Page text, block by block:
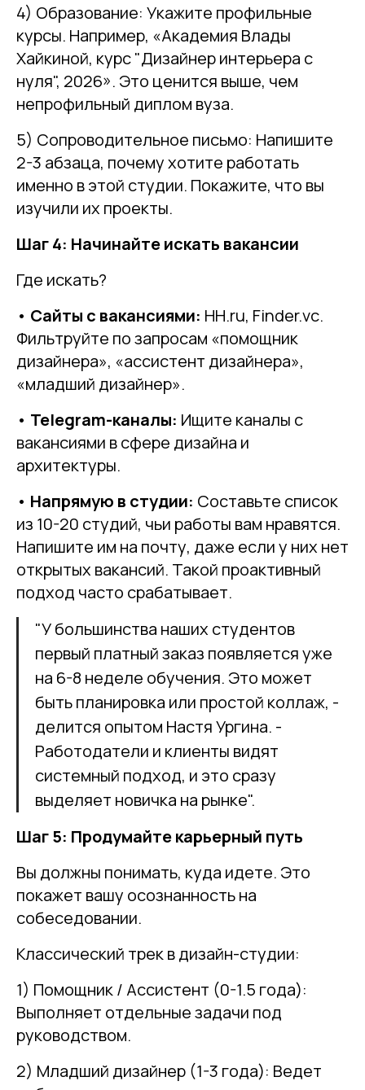
4) Образование: Укажите профильные
курсы. Например, «Академия Влады
Хайкиной, курс "Дизайнер интерьера с
нуля", 2026». Это ценится выше, чем
непрофильный диплом вуза.
5) Сопроводительное письмо: Напишите
2-3 абзаца, почему хотите работать
именно в этой студии. Покажите, что вы
изучили их проекты.
Шаг 4: Начинайте искать вакансии
Где искать?
• Сайты с вакансиями: HH.ru, Finder.vc.
Фильтруйте по запросам «помощник
дизайнера», «ассистент дизайнера»,
«младший дизайнер».
• Telegram-каналы: Ищите каналы с
вакансиями в сфере дизайна и
архитектуры.
• Напрямую в студии: Составьте список
из 10-20 студий, чьи работы вам нравятся.
Напишите им на почту, даже если у них нет
открытых вакансий. Такой проактивный
подход часто срабатывает.
"У большинства наших студентов
первый платный заказ появляется уже
на 6-8 неделе обучения. Это может
быть планировка или простой коллаж, -
делится опытом Настя Ургина. -
Работодатели и клиенты видят
системный подход, и это сразу
выделяет новичка на рынке".
Шаг 5: Продумайте карьерный путь
Вы должны понимать, куда идете. Это
покажет вашу осознанность на
собеседовании.
Классический трек в дизайн-студии:
1) Помощник / Ассистент (0-1.5 года):
Выполняет отдельные задачи под
руководством.
2) Младший дизайнер (1-3 года): Ведет